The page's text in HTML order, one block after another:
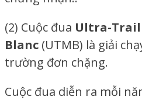
(2) Cuộc đua Ultra-
Blanc (UTMB) là giải
trường đơn chặng.
Cuộc đua diễn ra mỗi